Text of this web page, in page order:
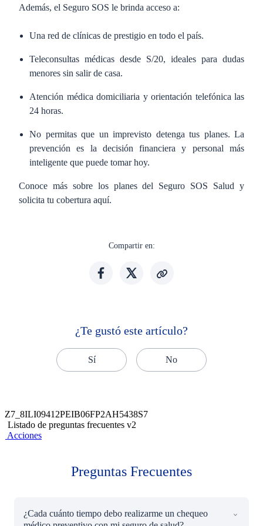
Además, el Seguro SOS le brinda acceso a:
Una red de clínicas de prestigio en todo el país.
Teleconsultas médicas desde S/20, ideales para dudas
menores sin salir de casa.
Atención médica domiciliaria y orientación telefónica las
24 horas.
No permitas que un imprevisto detenga tus planes. La
prevención es la decisión financiera y personal más
inteligente que puede tomar hoy.
Conoce más sobre los planes del Seguro SOS Salud y
solicita tu cobertura aquí.
Compartir en:
¿Te gustó este artículo?
Sí No
Z7_8ILI09412PEIB06FP2AH5438S7
Listado de preguntas frecuentes v2
Acciones
Preguntas Frecuentes
¿Cada cuánto tiempo debo realizarme un chequeo